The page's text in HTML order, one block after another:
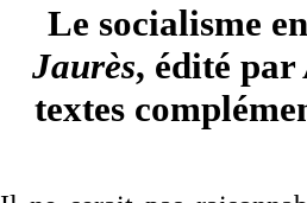
Le socialisme
Jaurès, édité par
textes